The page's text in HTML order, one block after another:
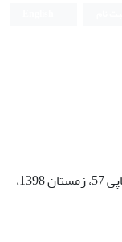
دوره 15، شماره 1 - شماره پیاپی 57، زمستان 1398،